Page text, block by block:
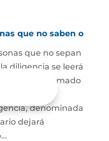
que no saben o
que no sepan
diligencia se leerá
que será firmado
por el
denominada
dejará